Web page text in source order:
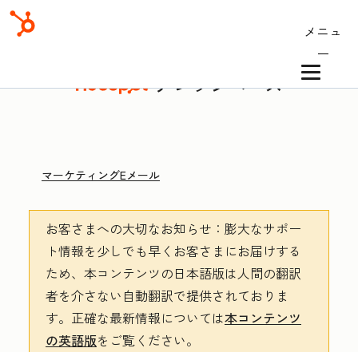
メニュ
ー
ナレッジベース
マーケティングEメール
お客さまへの大切なお知らせ ：膨大なサポー
ト情報を少しでも早くお客さまにお届けする
ため、本コンテンツの日本語版は人間の翻訳
者を介さない自動翻訳で提供されておりま
す。 正確な最新情報については本コンテンツ
の英語版をご覧ください。